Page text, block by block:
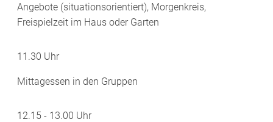
Angebote (situationsorientiert), Morgenkreis,
Freispielzeit im Haus oder Garten
11.30 Uhr
Mittagessen in den Gruppen
12.15 - 13.00 Uhr